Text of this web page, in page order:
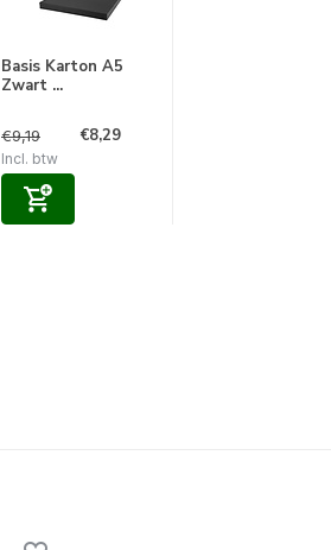
Basis Karton A5
Zwart ...
€9,19 €8,29
Incl. btw